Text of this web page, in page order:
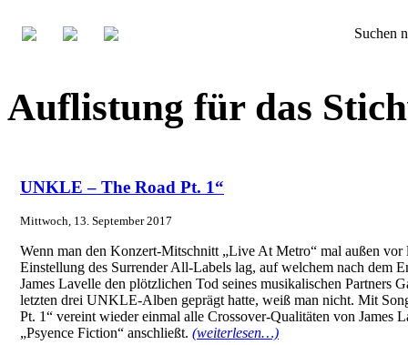
Suchen
Auflistung für das
UNKLE – The Road Pt. 1“
Mittwoch, 13. September 2017
Wenn man den Konzert-Mitschnitt „Live At Metro“ mal außen
Einstellung des Surrender All-Labels lag, auf welchem nach dem
James Lavelle den plötzlichen Tod seines musikalischen Partners
letzten drei UNKLE-Alben geprägt hatte, weiß man nicht. Mit
Pt. 1“ vereint wieder einmal alle Crossover-Qualitäten von James
„Psyence Fiction“ anschließt. (weiterlesen…)